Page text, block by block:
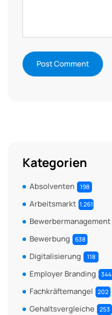
Kategorien
Absolventen 198
Arbeitsmarkt 1.261
Bewerbermanagement
Bewerbung 638
Digitalisierung 118
Employer Branding 344
Fachkräftemangel 202
Gehaltsvergleiche 253